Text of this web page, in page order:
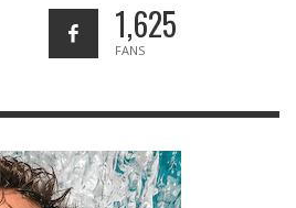
1,625
FANS